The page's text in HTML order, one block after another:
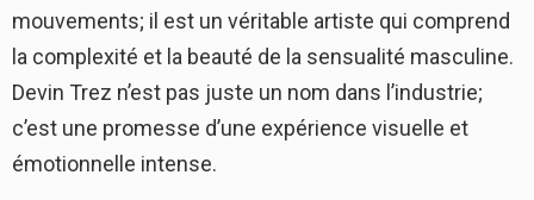
mouvements; il est un véritable artiste qui comprend
la complexité et la beauté de la sensualité masculine.
Devin Trez n’est pas juste un nom dans l’industrie;
c’est une promesse d’une expérience visuelle et
émotionnelle intense.